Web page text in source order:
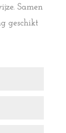
Samen
geschikt